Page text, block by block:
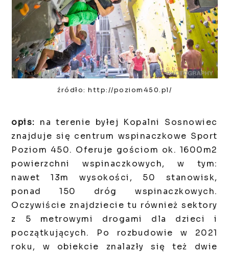
źródło: http://poziom450.pl/
opis: na terenie byłej Kopalni Sosnowiec
znajduje się centrum wspinaczkowe Sport
Poziom 450. Oferuje gościom ok. 1600m2
powierzchni wspinaczkowych, w tym:
nawet 13m wysokości, 50 stanowisk,
ponad 150 dróg wspinaczkowych.
Oczywiście znajdziecie tu również sektory
z 5 metrowymi drogami dla dzieci i
początkujących. Po rozbudowie w 2021
roku, w obiekcie znalazły się też dwie